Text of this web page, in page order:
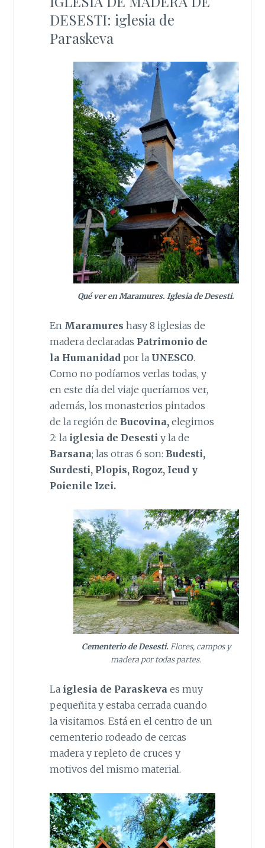
DESESTI: iglesia de
Paraskeva
Qué ver en Maramures. Iglesia de Desesti.
En Maramures hasy 8 iglesias de
madera declaradas Patrimonio de
la Humanidadpor la UNESCO.
Como no podíamos verlas todas, y
en este día del viaje queríamos ver,
además, los monasterios pintados
de la región de Bucovina,elegimos
2: laiglesia de Desesti y la de
Barsana; las otras 6 son: Budesti,
Surdesti, Plopis, Rogoz, Ieud y
Poienile Izei.
Cementerio de Desesti. Flores, campos y
madera por todas partes.
La iglesia de Paraskevaes muy
pequeñita y estaba cerrada cuando
la visitamos. Está en el centro de un
cementerio rodeado de cercas
madera y repleto de cruces y
motivos del mismo material.